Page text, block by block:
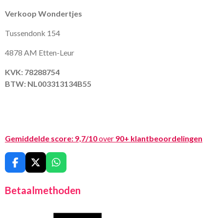
Verkoop Wondertjes
Tussendonk 154
4878 AM Etten-Leur
KVK: 78288754
BTW: NL003313134B55
Gemiddelde score: 9,7/10over 90+ klantbeoordelingen
F
a
c
e
X
W
h
t
A
Betaalmethoden